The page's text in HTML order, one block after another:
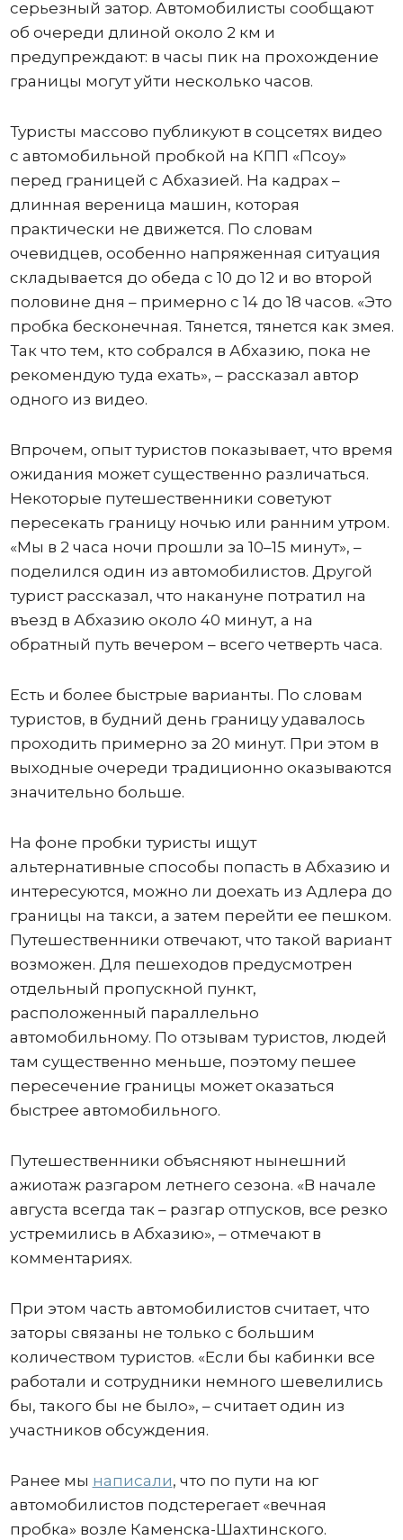
серьезный затор. Автомобилисты сообщают
об очереди длиной около 2 км и
предупреждают: в часы пик на прохождение
границы могут уйти несколько часов.
Туристы массово публикуют в соцсетях видео
с автомобильной пробкой на КПП «Псоу»
перед границей с Абхазией. На кадрах –
длинная вереница машин, которая
практически не движется. По словам
очевидцев, особенно напряженная ситуация
складывается до обеда с 10 до 12 и во второй
половине дня – примерно с 14 до 18 часов. «Это
пробка бесконечная. Тянется, тянется как змея.
Так что тем, кто собрался в Абхазию, пока не
рекомендую туда ехать», – рассказал автор
одного из видео.
Впрочем, опыт туристов показывает, что время
ожидания может существенно различаться.
Некоторые путешественники советуют
пересекать границу ночью или ранним утром.
«Мы в 2 часа ночи прошли за 10–15 минут», –
поделился один из автомобилистов. Другой
турист рассказал, что накануне потратил на
въезд в Абхазию около 40 минут, а на
обратный путь вечером – всего четверть часа.
Есть и более быстрые варианты. По словам
туристов, в будний день границу удавалось
проходить примерно за 20 минут. При этом в
выходные очереди традиционно оказываются
значительно больше.
На фоне пробки туристы ищут
альтернативные способы попасть в Абхазию и
интересуются, можно ли доехать из Адлера до
границы на такси, а затем перейти ее пешком.
Путешественники отвечают, что такой вариант
возможен. Для пешеходов предусмотрен
отдельный пропускной пункт,
расположенный параллельно
автомобильному. По отзывам туристов, людей
там существенно меньше, поэтому пешее
пересечение границы может оказаться
быстрее автомобильного.
Путешественники объясняют нынешний
ажиотаж разгаром летнего сезона. «В начале
августа всегда так – разгар отпусков, все резко
устремились в Абхазию», – отмечают в
комментариях.
При этом часть автомобилистов считает, что
заторы связаны не только с большим
количеством туристов. «Если бы кабинки все
работали и сотрудники немного шевелились
бы, такого бы не было», – считает один из
участников обсуждения.
Ранее мы написали, что по пути на юг
автомобилистов подстерегает «вечная
пробка» возле Каменска-Шахтинского.